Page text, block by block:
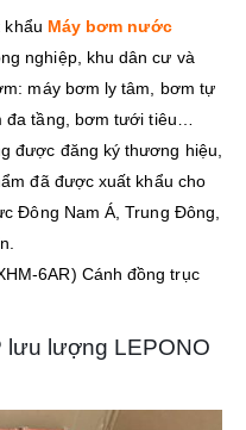
khẩu Máy bơm nước
nghiệp, khu dân cư và
máy bơm ly tâm, bơm tự
đa tầng, bơm tưới tiêu…
được đăng ký thương hiệu,
đã được xuất khẩu cho
Đông Nam Á, Trung Đông,
6AR) Cánh đồng trục
lưu lượng LEPONO